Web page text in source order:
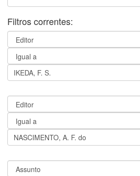
Filtros correntes: